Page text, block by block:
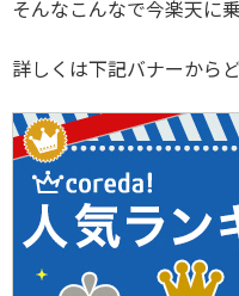
そんなこんなで今楽天に
詳しくは下記バナーから